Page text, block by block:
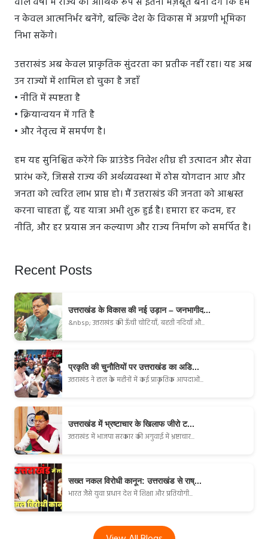
न केवल आत्मनिर्भर बनेंगे, बल्कि देश के विकास में अग्रणी भूमिका
निभा सकेंगे।
उत्तराखंड अब केवल प्राकृतिक सुंदरता का प्रतीक नहीं रहा। यह अब
उन राज्यों में शामिल हो चुका है जहाँ
• नीति में स्पष्टता है
• क्रियान्वयन में गति है
• और नेतृत्व में समर्पण है।
हम यह सुनिश्चित करेंगे कि ग्राउंडेड निवेश शीघ्र ही उत्पादन और सेवा
प्रारंभ करें, जिससे राज्य की अर्थव्यवस्था में ठोस योगदान आए और
जनता को त्वरित लाभ प्राप्त हो। मैं उत्तराखंड की जनता को आश्वस्त
करना चाहता हूँ, यह यात्रा अभी शुरू हुई है। हमारा हर कदम, हर
नीति, और हर प्रयास जन कल्याण और राज्य निर्माण को समर्पित है।
Recent Posts
उत्तराखंड के विकास की नई उड़ान – जनभागीद...
&nbsp; उत्तराखंड की ऊँची चोटियाँ, बहती नदियाँ औ...
प्रकृति की चुनौतियों पर उत्तराखंड का अडि...
उत्तराखंड ने हाल के महीनों में कई प्राकृतिक आपदाओं...
उत्तराखंड में भ्रष्टाचार के खिलाफ जीरो ट...
उत्तराखंड में भाजपा सरकार की अगुवाई में भ्रष्टाचार...
सख्त नकल विरोधी कानून: उत्तराखंड से राष्...
भारत जैसे युवा प्रधान देश में शिक्षा और प्रतियोगी...